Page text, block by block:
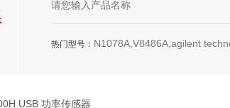
热门型号： N1078A,V8486A,agilent
USB 功率传感器